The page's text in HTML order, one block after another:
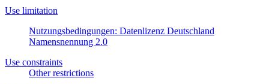
Use limitation
Nutzungsbedingungen: Datenlizenz Deutschland
Namensnennung 2.0
Use constraints
Other restrictions